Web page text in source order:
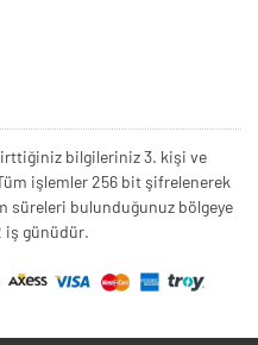
bilgileriniz 3. kişi ve
işlemler 256 bit şifrelenerek
süreleri bulunduğunuz bölgeye
iş günüdür.